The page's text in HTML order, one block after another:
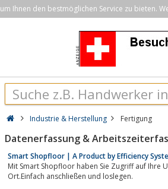
Ihnen den bestmöglichen Service zu bieten.
Industrie & Herstellung Fertigung
Datenerfassung &
Smart Shopfloor | A Product by Efficiency
Mit Smart Shopfloor haben Sie Zugriff auf Ihre
Ort.Einfach anschließen und loslegen.